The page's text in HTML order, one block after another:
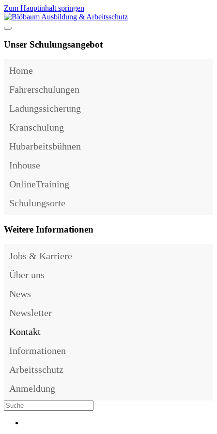
Zum Hauptinhalt springen
Unser Schulungsangebot
Home
Fahrerschulungen
Ladungssicherung
Kranschulung
Hubarbeitsbühnen
Inhouse
OnlineTraining
Schulungsorte
Weitere Informationen
Jobs & Karriere
Über uns
News
Newsletter
Kontakt
Informationen
Arbeitsschutz
Anmeldung